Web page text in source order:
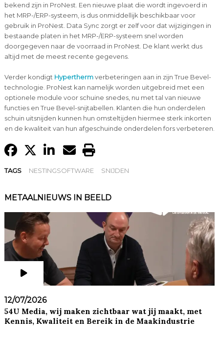
bekend zijn in ProNest. Een nieuwe plaat die wordt ingevoerd in
het MRP-/ERP-systeem, is dus onmiddellijk beschikbaar voor
gebruik in ProNest. Data Sync zorgt er zelf voor dat wijzigingen in
bestaande platen in het MRP-/ERP-systeem snel worden
doorgegeven naar de voorraad in ProNest. De klant werkt dus
altijd met de meest recente gegevens.
Verder kondigt Hyperthermverbeteringen aan in zijn True Bevel-
technologie. ProNest kan namelijk worden uitgebreid met een
optionele module voor schuine snedes, nu met tal van nieuwe
functies en True Bevel-snijtabellen. Klanten die hun onderdelen
schuin uitsnijden kunnen hun omsteltijden hiermee sterk inkorten
en de kwaliteit van hun afgeschuinde onderdelen fors verbeteren.
TAGS NESTINGSOFTWARE SNIJDEN
METAALNIEUWS IN BEELD
12/07/2026
54U Media, wij maken zichtbaar wat jij maakt, met
Kennis, Kwaliteit en Bereik in de Maakindustrie